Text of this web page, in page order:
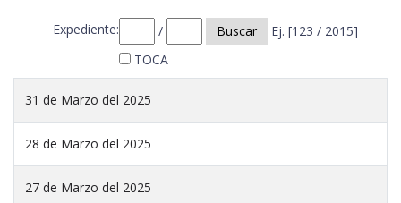
Expediente: / Buscar
Ej. [123 / 2015]
TOCA
31 de Marzo del 2025
28 de Marzo del 2025
27 de Marzo del 2025